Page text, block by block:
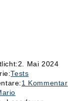
2. Mai 2024
Tests
1 Kommentar